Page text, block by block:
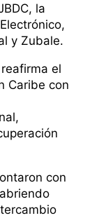
la
y Zubale.
reafirma el
Caribe con
con